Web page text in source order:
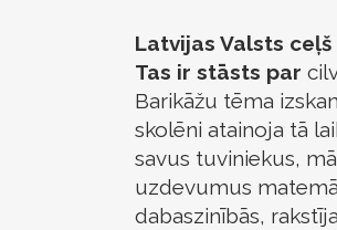
Latvijas Valsts
Tas ir stāsts par
Barikāžu tēma
skolēni atainoja tā
savus tuviniekus,
uzdevumus
dabaszinībās,